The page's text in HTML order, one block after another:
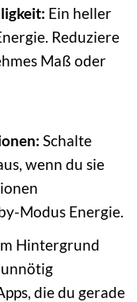
Ein heller
Reduziere
Maß oder
Schalte
wenn du sie
Modus Energie.
Hintergrund
die du gerade